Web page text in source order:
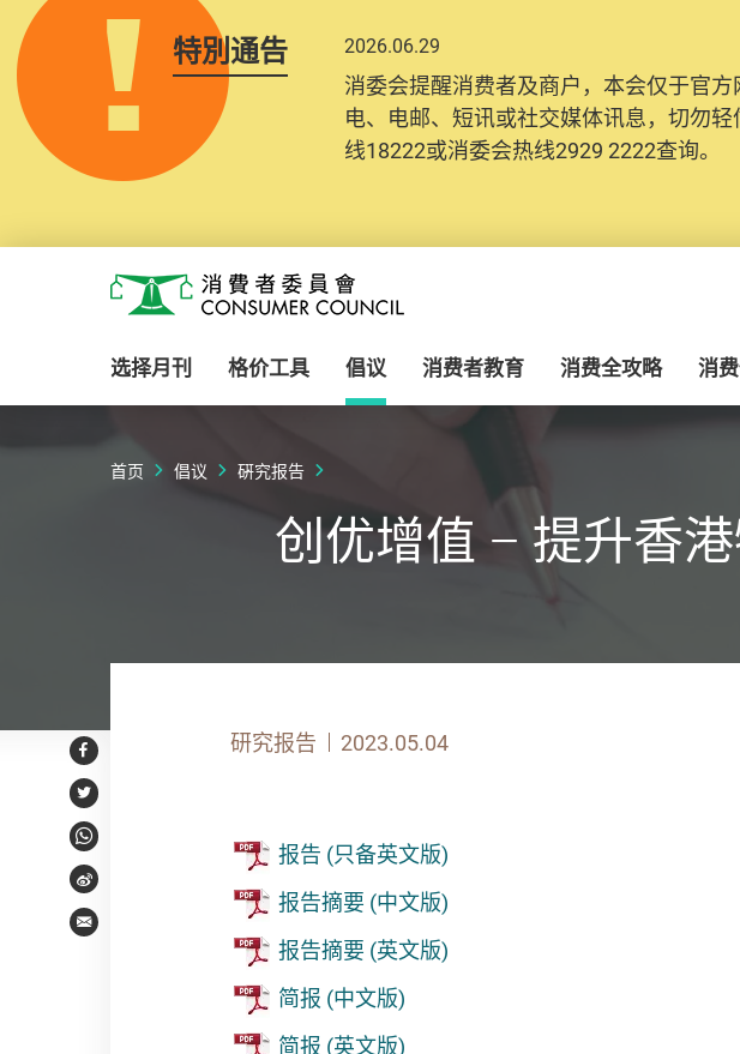
特別通告 2026.06.29
消委会提醒消费者及商户，本会仅于官
电、电邮、短讯或社交媒体讯息，切勿
线18222或消委会热线2929 2222查询。
消费者委员会
选择月刊 格价工具 倡议 消费者教育 消费全攻略 消
首页 倡议 硏究报告
创优增值 – 提升香
Facebook
Twitter
WhatsApp
Weibo
Email
研究报告 2023.05.04
报告 (只备英文版)
报告摘要 (中文版)
报告摘要 (英文版)
简报 (中文版)
简报 (英文版)